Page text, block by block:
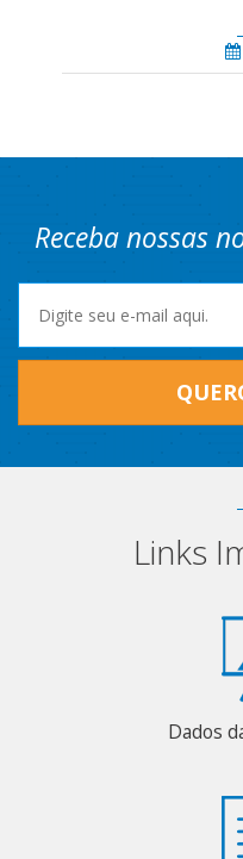
Receba nossas
Links
Dados